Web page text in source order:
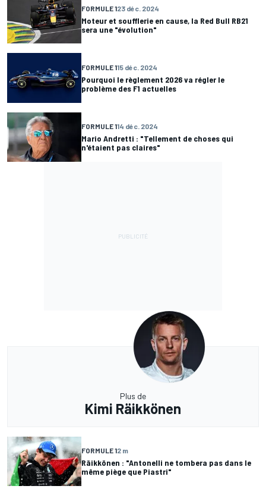
FORMULE 123 déc. 2024
Moteur et soufflerie en cause, la Red Bull RB21
sera une "évolution"
FORMULE 115 déc. 2024
Pourquoi le règlement 2026 va régler le
problème des F1 actuelles
FORMULE 114 déc. 2024
Mario Andretti : "Tellement de choses qui
n'étaient pas claires"
Plus de
Kimi Räikkönen
FORMULE 12 m
Räikkönen : "Antonelli ne tombera pas dans le
même piège que Piastri"